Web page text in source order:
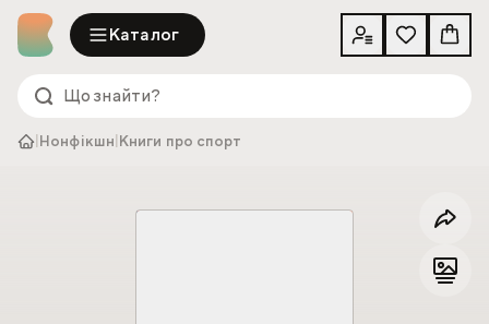
Каталог
Нонфікшн Книги про спорт